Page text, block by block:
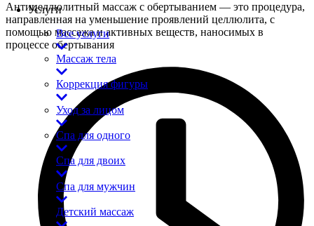
Услуги
Все услуги
Массаж тела
Коррекция фигуры
Уход за лицом
Спа для одного
Спа для двоих
Спа для мужчин
Детский массаж
Антицеллюлитный массаж с обертыванием — это процедура,
направленная на уменьшение проявлений целлюлита, с
помощью массажа и активных веществ, наносимых в
процессе обертывания